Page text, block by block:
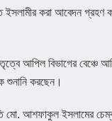
ইসলামীর করা আবেদন গ্রহণ
আপিল বিভাগের
শুনানি করছেন।
মো. আশফাকুল ইসলামের